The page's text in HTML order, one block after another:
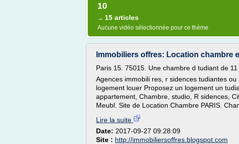
10
→ 15 articles
Aucune vidéo sélectionnée pour ce thème
Immobiliers offres: Location chambre
Paris 15. 75015. Une chambre d tudiant de
Agences immobili res, r sidences tudiantes
logement louer Proposez un logement un
appartement, Chambre, studio, R sidences,
Meubl. Site de Location Chambre PARIS.
Lire la suite
Date: 2017-09-27 09:28:09
Site : http://immobiliersoffres.blogspot.com